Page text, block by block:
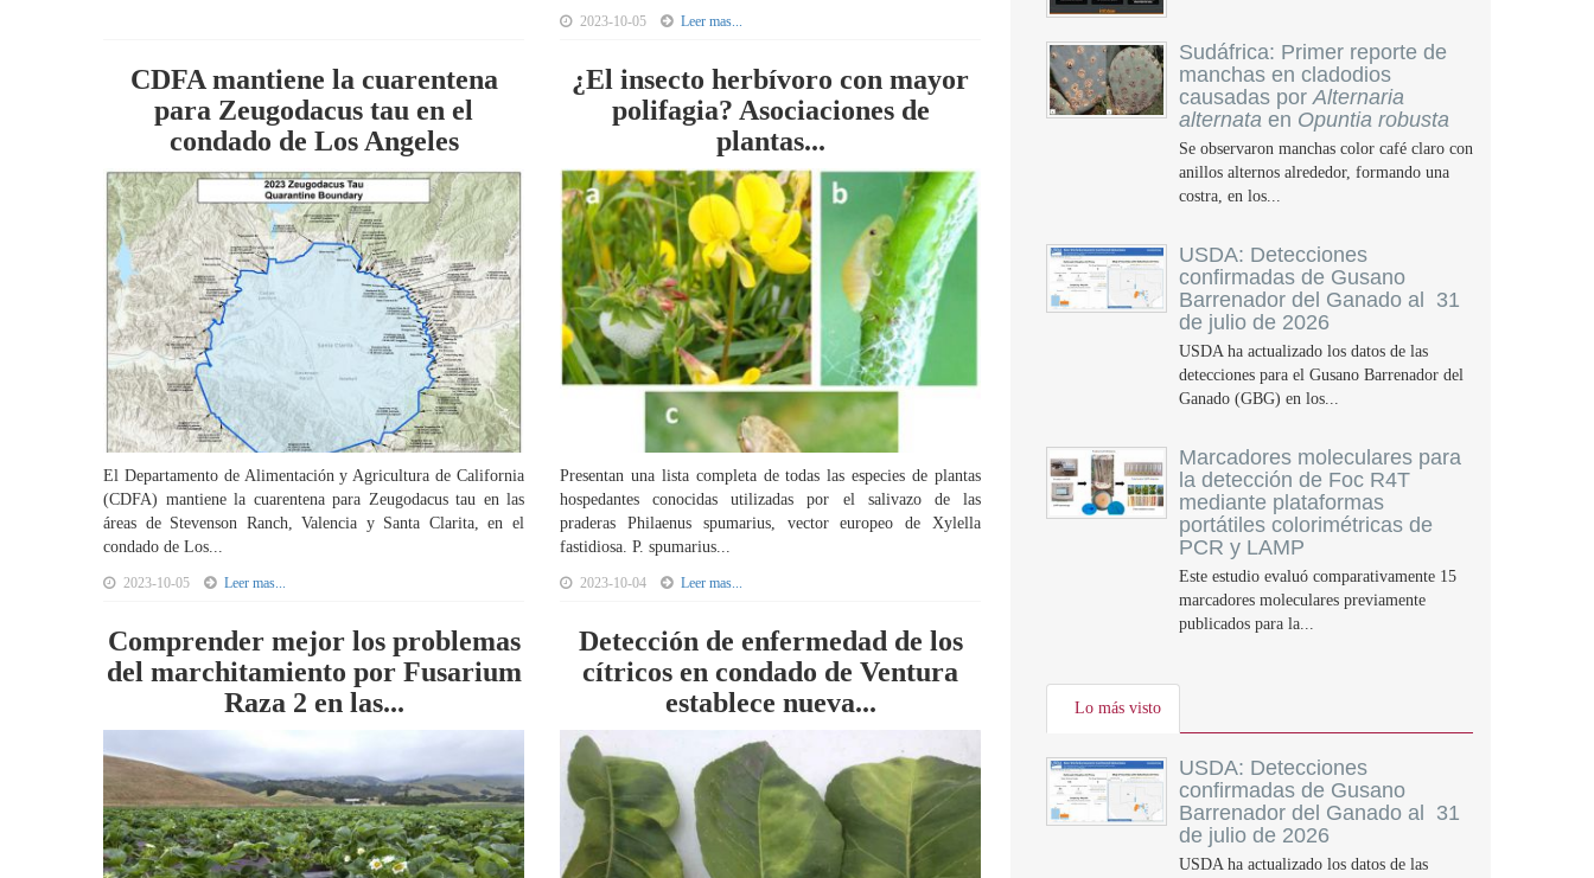
2023-10-05 Leer mas...
CDFA mantiene la cuarentena
para Zeugodacus tau en el
condado de Los Angeles
El Departamento de Alimentación y Agricultura de California
(CDFA) mantiene la cuarentena para Zeugodacus tau en las
áreas de Stevenson Ranch, Valencia y Santa Clarita, en el
condado de Los...
2023-10-05 Leer mas...
¿El insecto herbívoro con mayor
polifagia? Asociaciones de
plantas...
Presentan una lista completa de todas las especies de plantas
hospedantes conocidas utilizadas por el salivazo de las
praderas Philaenus spumarius, vector europeo de Xylella
fastidiosa. P. spumarius...
2023-10-04 Leer mas...
Comprender mejor los problemas
del marchitamiento por Fusarium
Raza 2 en las...
Detección de enfermedad de los
cítricos en condado de Ventura
establece nueva...
Sudáfrica: Primer reporte de
manchas en cladodios
causadas porAlternaria
alternata en Opuntia robusta
Se observaron manchas color café claro con
anillos alternos alrededor, formando una
costra, en los...
USDA: Detecciones
confirmadas de Gusano
Barrenador del Ganado al 31
de julio de 2026
USDA ha actualizado los datos de las
detecciones para el Gusano Barrenador del
Ganado (GBG) en los...
Marcadores moleculares para
la detección de Foc R4T
mediante plataformas
portátiles colorimétricas de
PCR y LAMP
Este estudio evaluó comparativamente 15
marcadores moleculares previamente
publicados para la...
Lo más visto
USDA: Detecciones
confirmadas de Gusano
Barrenador del Ganado al 31
de julio de 2026
USDA ha actualizado los datos de las